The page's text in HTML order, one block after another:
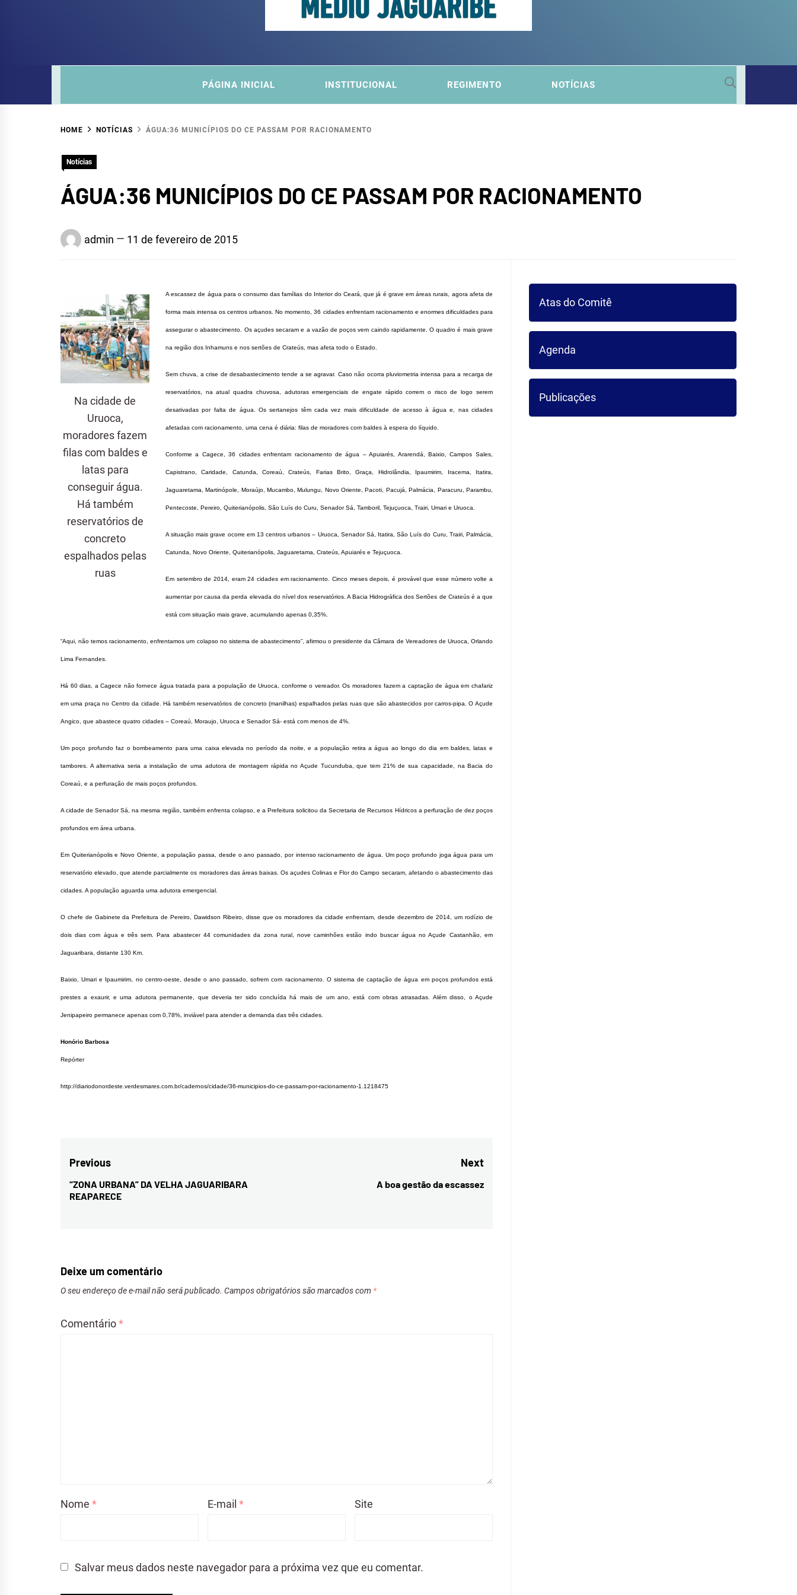
COMITÊ DA SUB-
BACIA
HIDROGRÁFICA DO
MÉDIO JAGUARIBE
PÁGINA INICIAL INSTITUCIONAL REGIMENTO NOTÍCIAS
HOME NOTÍCIAS ÁGUA:36 MUNICÍPIOS DO CE PASSAM POR RACIONAMENTO
Notícias
ÁGUA:36 MUNICÍPIOS DO CE PASSAM POR RACIONAMENTO
admin 11 de fevereiro de 2015
Na cidade de
Uruoca,
moradores fazem
filas com baldes e
latas para
conseguir água.
Há também
reservatórios de
concreto
espalhados pelas
ruas
A escassez de água para o consumo das famílias do Interior do Ceará, que já é grave em áreas rurais, agora afeta de
forma mais intensa os centros urbanos. No momento, 36 cidades enfrentam racionamento e enormes dificuldades para
assegurar o abastecimento. Os açudes secaram e a vazão de poços vem caindo rapidamente. O quadro é mais grave
na região dos Inhamuns e nos sertões de Crateús, mas afeta todo o Estado.
Sem chuva, a crise de desabastecimento tende a se agravar. Caso não ocorra pluviometria intensa para a recarga de
reservatórios, na atual quadra chuvosa, adutoras emergenciais de engate rápido correm o risco de logo serem
desativadas por falta de água. Os sertanejos têm cada vez mais dificuldade de acesso à água e, nas cidades
afetadas com racionamento, uma cena é diária: filas de moradores com baldes à espera do líquido.
Conforme a Cagece, 36 cidades enfrentam racionamento de água – Apuiarés, Ararendá, Baixio, Campos Sales,
Capistrano, Caridade, Catunda, Coreaú, Crateús, Farias Brito, Graça, Hidrolândia, Ipaumirim, Iracema, Itatira,
Jaguaretama, Martinópole, Moraújo, Mucambo, Mulungu, Novo Oriente, Pacoti, Pacujá, Palmácia, Paracuru, Parambu,
Pentecoste, Pereiro, Quiterianópolis, São Luís do Curu, Senador Sá, Tamboril, Tejuçuoca, Trairi, Umari e Uruoca.
A situação mais grave ocorre em 13 centros urbanos – Uruoca, Senador Sá, Itatira, São Luís do Curu, Trairi, Palmácia,
Catunda, Novo Oriente, Quiterianópolis, Jaguaretama, Crateús, Apuiarés e Tejuçuoca.
Em setembro de 2014, eram 24 cidades em racionamento. Cinco meses depois, é provável que esse número volte a
aumentar por causa da perda elevada do nível dos reservatórios. A Bacia Hidrográfica dos Sertões de Crateús é a que
está com situação mais grave, acumulando apenas 0,35%.
“Aqui, não temos racionamento, enfrentamos um colapso no sistema de abastecimento”, afirmou o presidente da Câmara de Vereadores de Uruoca, Orlando
Lima Fernandes.
Há 60 dias, a Cagece não fornece água tratada para a população de Uruoca, conforme o vereador. Os moradores fazem a captação de água em chafariz
em uma praça no Centro da cidade. Há também reservatórios de concreto (manilhas) espalhados pelas ruas que são abastecidos por carros-pipa. O Açude
Angico, que abastece quatro cidades – Coreaú, Moraujo, Uruoca e Senador Sá- está com menos de 4%.
Um poço profundo faz o bombeamento para uma caixa elevada no período da noite, e a população retira a água ao longo do dia em baldes, latas e
tambores. A alternativa seria a instalação de uma adutora de montagem rápida no Açude Tucunduba, que tem 21% de sua capacidade, na Bacia do
Coreaú, e a perfuração de mais poços profundos.
A cidade de Senador Sá, na mesma região, também enfrenta colapso, e a Prefeitura solicitou da Secretaria de Recursos Hídricos a perfuração de dez poços
profundos em área urbana.
Em Quiterianópolis e Novo Oriente, a população passa, desde o ano passado, por intenso racionamento de água. Um poço profundo joga água para um
reservatório elevado, que atende parcialmente os moradores das áreas baixas. Os açudes Colinas e Flor do Campo secaram, afetando o abastecimento das
cidades. A população aguarda uma adutora emergencial.
O chefe de Gabinete da Prefeitura de Pereiro, Dawidson Ribeiro, disse que os moradores da cidade enfrentam, desde dezembro de 2014, um rodízio de
dois dias com água e três sem. Para abastecer 44 comunidades da zona rural, nove caminhões estão indo buscar água no Açude Castanhão, em
Jaguaribara, distante 130 Km.
Baixio, Umari e Ipaumirim, no centro-oeste, desde o ano passado, sofrem com racionamento. O sistema de captação de água em poços profundos está
prestes a exaurir, e uma adutora permanente, que deveria ter sido concluída há mais de um ano, está com obras atrasadas. Além disso, o Açude
Jenipapeiro permanece apenas com 0,78%, inviável para atender a demanda das três cidades.
Honório Barbosa
Repórter
http://diariodonordeste.verdesmares.com.br/cadernos/cidade/36-municipios-do-ce-passam-por-racionamento-1.1218475
Navegação
de
Previous
Previous
post:
“ZONA URBANA” DA VELHA JAGUARIBARA
REAPARECE
Next
Next
A boa gestão da escassez
Deixe um comentário
O seu endereço de e-mail não será publicado. Campos obrigatórios são marcados com *
Comentário*
Nome * E-mail * Site
Salvar meus dados neste navegador para a próxima vez que eu comentar.
Atas do Comitê
Agenda
Publicações